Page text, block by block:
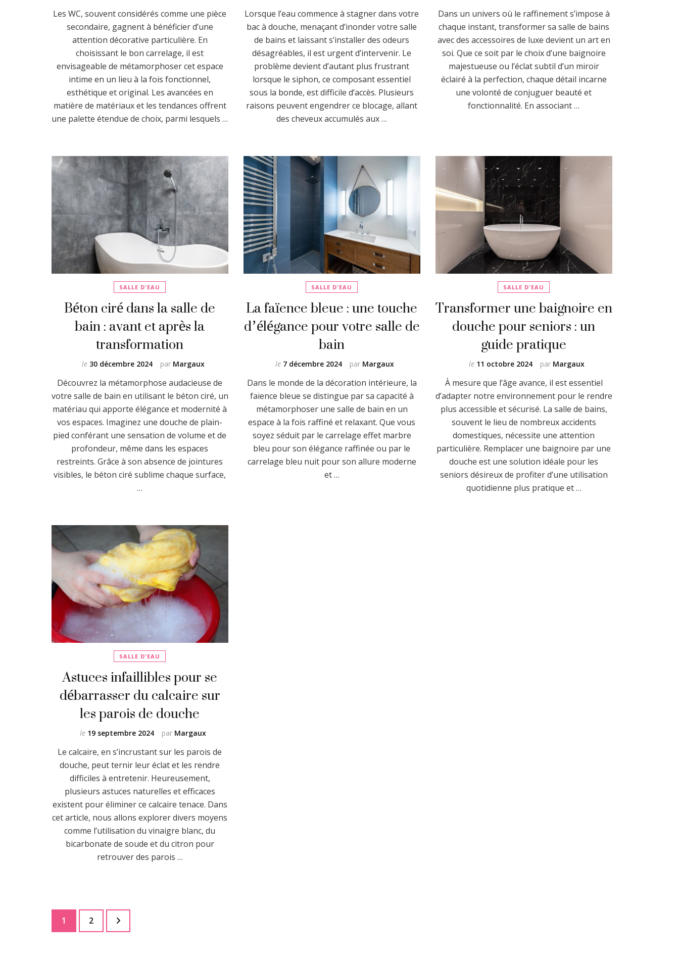
Les WC, souvent considérés comme une pièce
secondaire, gagnent à bénéficier d’une
attention décorative particulière. En
choisissant le bon carrelage, il est
envisageable de métamorphoser cet espace
intime en un lieu à la fois fonctionnel,
esthétique et original. Les avancées en
matière de matériaux et les tendances offrent
une palette étendue de choix, parmi lesquels …
Lorsque l’eau commence à stagner dans votre
bac à douche, menaçant d’inonder votre salle
de bains et laissant s’installer des odeurs
désagréables, il est urgent d’intervenir. Le
problème devient d’autant plus frustrant
lorsque le siphon, ce composant essentiel
sous la bonde, est difficile d’accès. Plusieurs
raisons peuvent engendrer ce blocage, allant
des cheveux accumulés aux …
Dans un univers où le raffinement s’impose à
chaque instant, transformer sa salle de bains
avec des accessoires de luxe devient un art en
soi. Que ce soit par le choix d’une baignoire
majestueuse ou l’éclat subtil d’un miroir
éclairé à la perfection, chaque détail incarne
une volonté de conjuguer beauté et
fonctionnalité. En associant …
SALLE D'EAU
Béton ciré dans la salle de
bain : avant et après la
transformation
par Margaux
le 30 décembre 2024
Découvrez la métamorphose audacieuse de
votre salle de bain en utilisant le béton ciré, un
matériau qui apporte élégance et modernité à
vos espaces. Imaginez une douche de plain-
pied conférant une sensation de volume et de
profondeur, même dans les espaces
restreints. Grâce à son absence de jointures
visibles, le béton ciré sublime chaque surface,
…
SALLE D'EAU
La faïence bleue : une touche
d’élégance pour votre salle de
bain
par Margaux
le 7 décembre 2024
Dans le monde de la décoration intérieure, la
faïence bleue se distingue par sa capacité à
métamorphoser une salle de bain en un
espace à la fois raffiné et relaxant. Que vous
soyez séduit par le carrelage effet marbre
bleu pour son élégance raffinée ou par le
carrelage bleu nuit pour son allure moderne
et …
SALLE D'EAU
Transformer une baignoire en
douche pour seniors : un
guide pratique
par Margaux
le 11 octobre 2024
À mesure que l’âge avance, il est essentiel
d’adapter notre environnement pour le rendre
plus accessible et sécurisé. La salle de bains,
souvent le lieu de nombreux accidents
domestiques, nécessite une attention
particulière. Remplacer une baignoire par une
douche est une solution idéale pour les
seniors désireux de profiter d’une utilisation
quotidienne plus pratique et …
SALLE D'EAU
Astuces infaillibles pour se
débarrasser du calcaire sur
les parois de douche
par Margaux
le 19 septembre 2024
Le calcaire, en s’incrustant sur les parois de
douche, peut ternir leur éclat et les rendre
difficiles à entretenir. Heureusement,
plusieurs astuces naturelles et efficaces
existent pour éliminer ce calcaire tenace. Dans
cet article, nous allons explorer divers moyens
comme l’utilisation du vinaigre blanc, du
bicarbonate de soude et du citron pour
retrouver des parois …
Pagination
des
Page
1 Page
2